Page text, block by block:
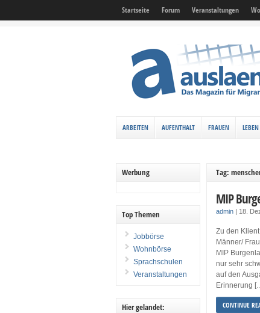
Startseite Forum Veranstaltungen
ARBEITEN AUFENTHALT FRAUEN LEBEN
Tag:
MIP
admin | 18.
Zu den
Männer/
MIP
nur sehr
auf den
Erinnerung
CONTINUE
Werbung
Top Themen
Jobbörse
Wohnbörse
Sprachschulen
Veranstaltungen
Hier gelandet: